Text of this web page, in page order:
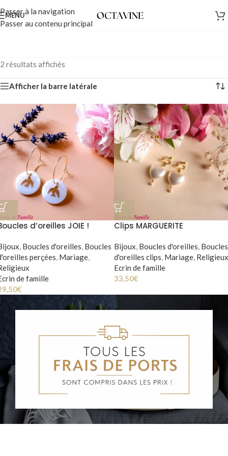
Passer à la navigation
Passer au contenu principal
MENU
2 résultats affichés
Afficher la barre latérale
d’oreilles JOIE !
, Boucles d'oreilles, Boucles
perçées, Mariage,
de famille
€
Clips MARGUERITE
Bijoux, Boucles d'oreilles, Boucles
d'oreilles clips, Mariage, Religieux
Ecrin de famille
33,50€